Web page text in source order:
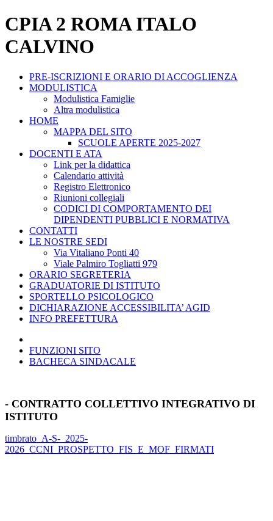
CPIA 2 ROMA ITALO
CALVINO
PRE-ISCRIZIONI E ORARIO DI ACCOGLIENZA
MODULISTICA
Modulistica Famiglie
Altra modulistica
HOME
MAPPA DEL SITO
SCUOLE APERTE 2025-2027
DOCENTI E ATA
Link per la didattica
Calendario attività
Registro Elettronico
Riunioni collegiali
CODICI DI COMPORTAMENTO DEI
DIPENDENTI PUBBLICI E NORMATIVA
CONTATTI
LE NOSTRE SEDI
Via Vitaliano Ponti 40
Viale Palmiro Togliatti 979
ORARIO SEGRETERIA
GRADUATORIE DI ISTITUTO
SPORTELLO PSICOLOGICO
DICHIARAZIONE ACCESSIBILITA’ AGID
INFO PREFETTURA
FUNZIONI SITO
BACHECA SINDACALE
- CONTRATTO COLLETTIVO INTEGRATIVO DI
ISTITUTO
timbrato_A-S-_2025-
2026_CCNI_PROSPETTO_FIS_E_MOF_FIRMATI